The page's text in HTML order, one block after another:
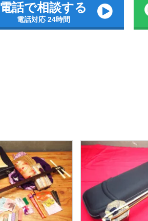
電話で相談する
電話対応 24時間